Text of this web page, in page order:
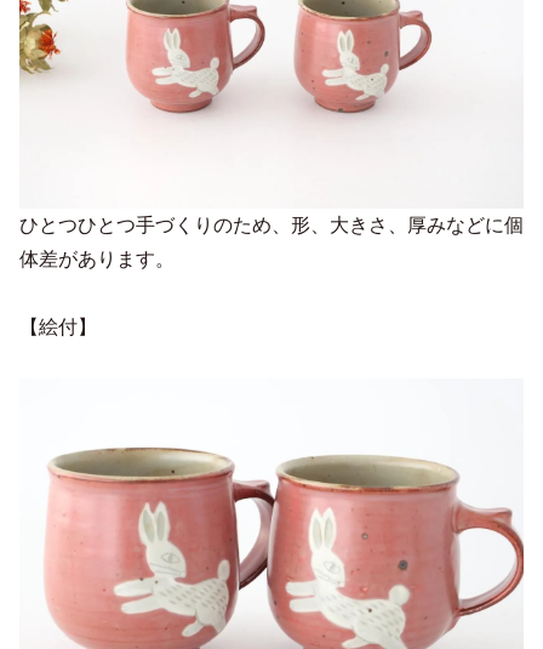
ひとつひとつ手づくりのため、形、大きさ、厚みなどに個
体差があります。
【絵付】